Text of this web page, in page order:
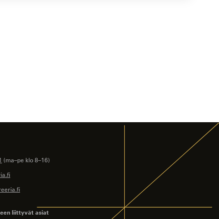
(ma–pe klo 8–16)
liittyvät asiat